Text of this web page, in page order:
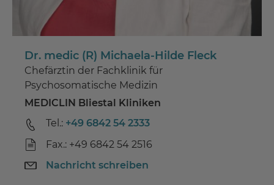
Dr. medic (R) Michaela-Hilde Fleck
Chefärztin der Fachklinik für
Psychosomatische Medizin
MEDICLIN Bliestal Kliniken
Tel.: +49 6842 54 2333
Fax.: +49 6842 54 2516
Nachricht schreiben